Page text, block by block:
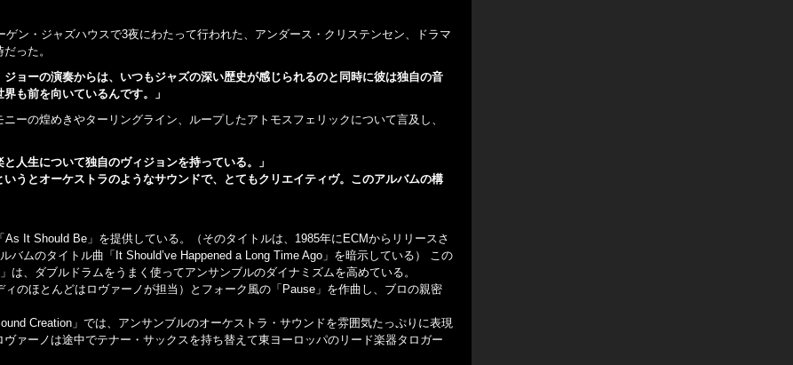
ン・ジャズハウスで3夜にわたって行われた、アンダース・クリステンセン、ドラマ
った。
ョーの演奏からは、いつもジャズの深い歴史が感じられるのと同時に彼は独自の音
も前を向いているんです。」
ーの煌めきやターリングライン、ループしたアトモスフェリックについて言及し、
人生について独自のヴィジョンを持っている。」
うとオーケストラのようなサウンドで、とてもクリエイティヴ。このアルバムの構
It Should Be」を提供している。（そのタイトルは、1985年にECMからリリースさ
ムのタイトル曲「It Should’ve Happened a Long Time Ago」を暗示している） この
、ダブルドラムをうまく使ってアンサンブルのダイナミズムを高めている。
のほとんどはロヴァーノが担当）とフォーク風の「Pause」を作曲し、ブロの親密
Creation」では、アンサンブルのオーケストラ・サウンドを雰囲気たっぷりに表現
ァーノは途中でテナー・サックスを持ち替えて東ヨーロッパのリード楽器タロガー